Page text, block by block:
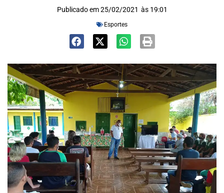
Publicado em 25/02/2021 às 19:01
Esportes